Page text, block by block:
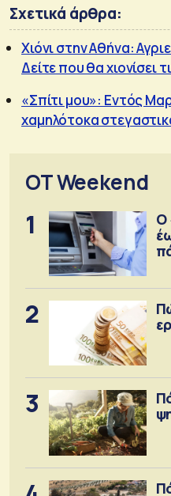
Σχετικά άρθρα:
Χιόνι στην Αθήνα:
Δείτε που θα χιονίσει
«Σπίτι μου»: Εντός
χαμηλότοκα
OT Weekend
1
Ο
2
3